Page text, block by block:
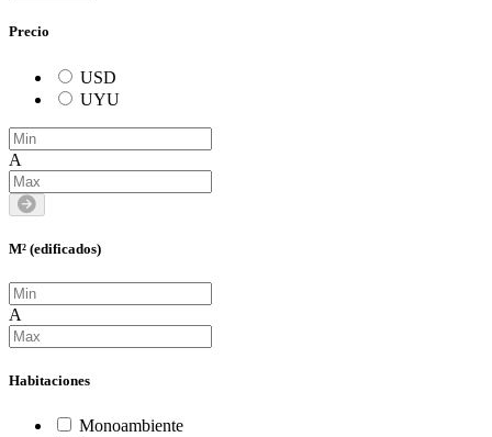
Precio
USD
UYU
A
M² (edificados)
A
Habitaciones
Monoambiente